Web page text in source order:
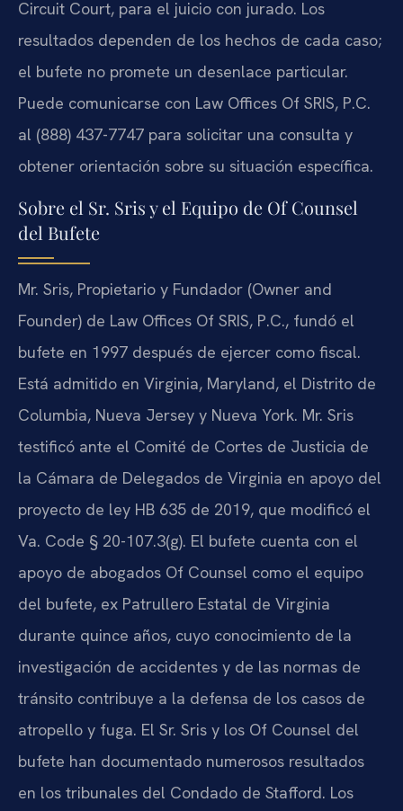
Circuit Court, para el juicio con jurado. Los
resultados dependen de los hechos de cada caso;
el bufete no promete un desenlace particular.
Puede comunicarse con Law Offices Of SRIS, P.C.
al (888) 437-7747 para solicitar una consulta y
obtener orientación sobre su situación específica.
Sobre el Sr. Sris y el Equipo de Of Counsel
del Bufete
Mr. Sris, Propietario y Fundador (Owner and
Founder) de Law Offices Of SRIS, P.C., fundó el
bufete en 1997 después de ejercer como fiscal.
Está admitido en Virginia, Maryland, el Distrito de
Columbia, Nueva Jersey y Nueva York. Mr. Sris
testificó ante el Comité de Cortes de Justicia de
la Cámara de Delegados de Virginia en apoyo del
proyecto de ley HB 635 de 2019, que modificó el
Va. Code § 20-107.3(g). El bufete cuenta con el
apoyo de abogados Of Counsel como el equipo
del bufete, ex Patrullero Estatal de Virginia
durante quince años, cuyo conocimiento de la
investigación de accidentes y de las normas de
tránsito contribuye a la defensa de los casos de
atropello y fuga. El Sr. Sris y los Of Counsel del
bufete han documentado numerosos resultados
en los tribunales del Condado de Stafford. Los